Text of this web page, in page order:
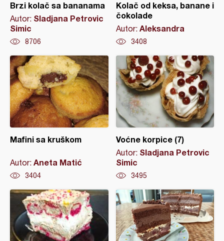
Brzi kolač sa bananama
Autor: Sladjana Petrovic
Simic
8706
Kolač od keksa, banane i
čokolade
Autor: Aleksandra
3408
Mafini sa kruškom
Autor: Aneta Matić
3404
Voćne korpice (7)
Autor: Sladjana Petrovic
Simic
3495